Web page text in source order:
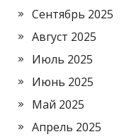
Сентябрь 2025
Август 2025
Июль 2025
Июнь 2025
Май 2025
Апрель 2025